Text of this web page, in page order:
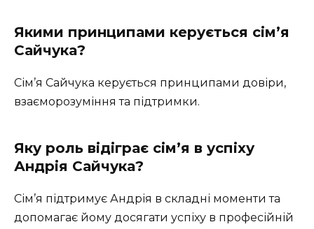
Якими принципами керується сім’я
Сайчука?
Сім’я Сайчука керується принципами довіри,
взаєморозуміння та підтримки.
Яку роль відіграє сім’я в успіху
Андрія Сайчука?
Сім’я підтримує Андрія в складні моменти та
допомагає йому досягати успіху в професійній